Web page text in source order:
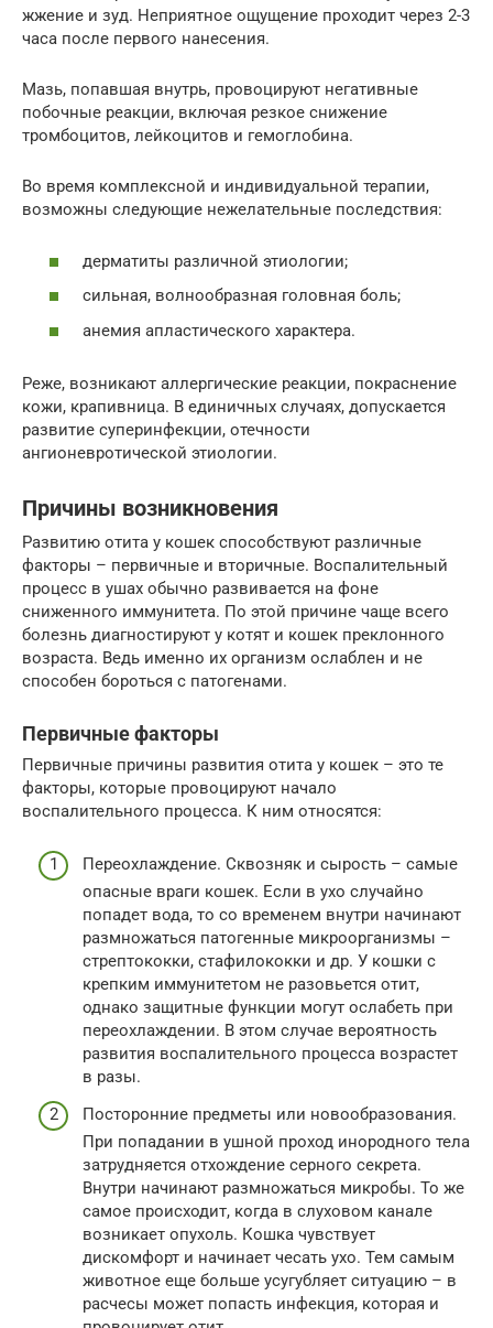
жжение и зуд. Неприятное ощущение проходит через 2-3
часа после первого нанесения.
Мазь, попавшая внутрь, провоцируют негативные
побочные реакции, включая резкое снижение
тромбоцитов, лейкоцитов и гемоглобина.
Во время комплексной и индивидуальной терапии,
возможны следующие нежелательные последствия:
дерматиты различной этиологии;
сильная, волнообразная головная боль;
анемия апластического характера.
Реже, возникают аллергические реакции, покраснение
кожи, крапивница. В единичных случаях, допускается
развитие суперинфекции, отечности
ангионевротической этиологии.
Причины возникновения
Развитию отита у кошек способствуют различные
факторы – первичные и вторичные. Воспалительный
процесс в ушах обычно развивается на фоне
сниженного иммунитета. По этой причине чаще всего
болезнь диагностируют у котят и кошек преклонного
возраста. Ведь именно их организм ослаблен и не
способен бороться с патогенами.
Первичные факторы
Первичные причины развития отита у кошек – это те
факторы, которые провоцируют начало
воспалительного процесса. К ним относятся:
Переохлаждение. Сквозняк и сырость – самые
опасные враги кошек. Если в ухо случайно
попадет вода, то со временем внутри начинают
размножаться патогенные микроорганизмы –
стрептококки, стафилококки и др. У кошки с
крепким иммунитетом не разовьется отит,
однако защитные функции могут ослабеть при
переохлаждении. В этом случае вероятность
развития воспалительного процесса возрастет
в разы.
Посторонние предметы или новообразования.
При попадании в ушной проход инородного тела
затрудняется отхождение серного секрета.
Внутри начинают размножаться микробы. То же
самое происходит, когда в слуховом канале
возникает опухоль. Кошка чувствует
дискомфорт и начинает чесать ухо. Тем самым
животное еще больше усугубляет ситуацию – в
расчесы может попасть инфекция, которая и